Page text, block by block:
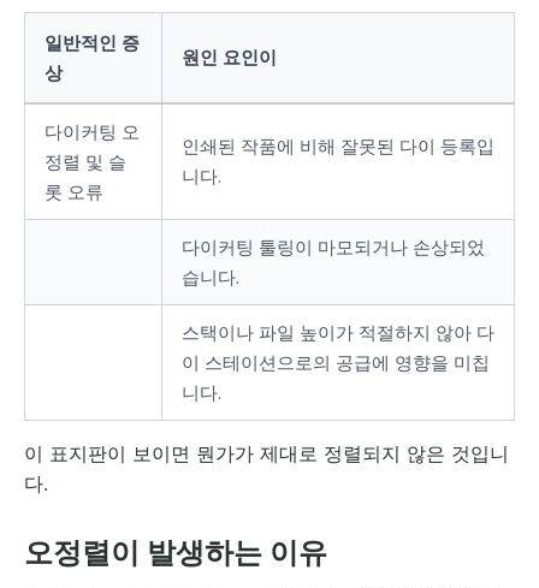
일반적인 증
상
원인 요인이
다이커팅 오
정렬 및 슬
롯 오류
인쇄된 작품에 비해 잘못된 다이 등록입
니다.
다이커팅 툴링이 마모되거나 손상되었
습니다.
스택이나 파일 높이가 적절하지 않아 다
이 스테이션으로의 공급에 영향을 미칩
니다.
이 표지판이 보이면 뭔가가 제대로 정렬되지 않은 것입니
다.
오정렬이 발생하는 이유